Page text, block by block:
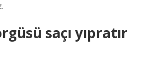
saçı yıpratır